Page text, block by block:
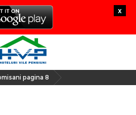
x
Toggle
navigation
pagina 8